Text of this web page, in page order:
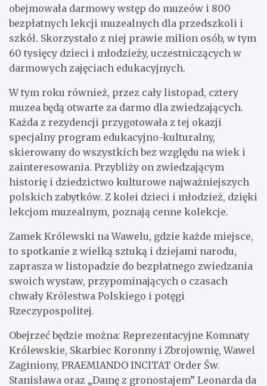
obejmowała darmowy wstęp do muzeów i 800
bezpłatnych lekcji muzealnych dla przedszkoli i
szkół. Skorzystało z niej prawie milion osób, w tym
60 tysięcy dzieci i młodzieży, uczestniczących w
darmowych zajęciach edukacyjnych.
W tym roku również, przez cały listopad, cztery
muzea będą otwarte za darmo dla zwiedzających.
Każda z rezydencji przygotowała z tej okazji
specjalny program edukacyjno-kulturalny,
skierowany do wszystkich bez względu na wiek i
zainteresowania. Przybliży on zwiedzającym
historię i dziedzictwo kulturowe najważniejszych
polskich zabytków. Z kolei dzieci i młodzież, dzięki
lekcjom muzealnym, poznają cenne kolekcje.
Zamek Królewski na Wawelu, gdzie każde miejsce,
to spotkanie z wielką sztuką i dziejami narodu,
zaprasza w listopadzie do bezpłatnego zwiedzania
swoich wystaw, przypominających o czasach
chwały Królestwa Polskiego i potęgi
Rzeczypospolitej.
Obejrzeć będzie można: Reprezentacyjne Komnaty
Królewskie, Skarbiec Koronny i Zbrojownię, Wawel
Zaginiony, PRAEMIANDO INCITAT Order Św.
Stanisława oraz „Damę z gronostajem” Leonarda da